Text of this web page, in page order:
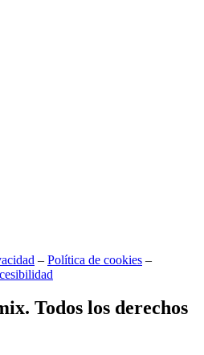
– Política de cookies –
Todos los derechos